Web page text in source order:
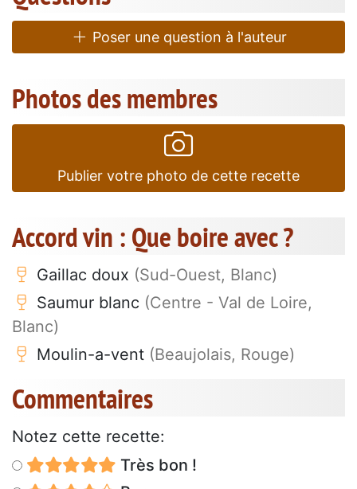
Poser une question à l'auteur
Photos des membres
Publier votre photo de cette recette
Accord vin : Que boire avec ?
Gaillac doux (Sud-Ouest, Blanc)
Saumur blanc (Centre - Val de Loire,
Blanc)
Moulin-a-vent (Beaujolais, Rouge)
Commentaires
Notez cette recette:
Très bon !